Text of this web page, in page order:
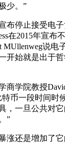
少。”
停止接受电子
在2015年宣布
说电
开始就是出于哲
学院教授David
币一段时间时
，一旦公共对
”
还是增加了它